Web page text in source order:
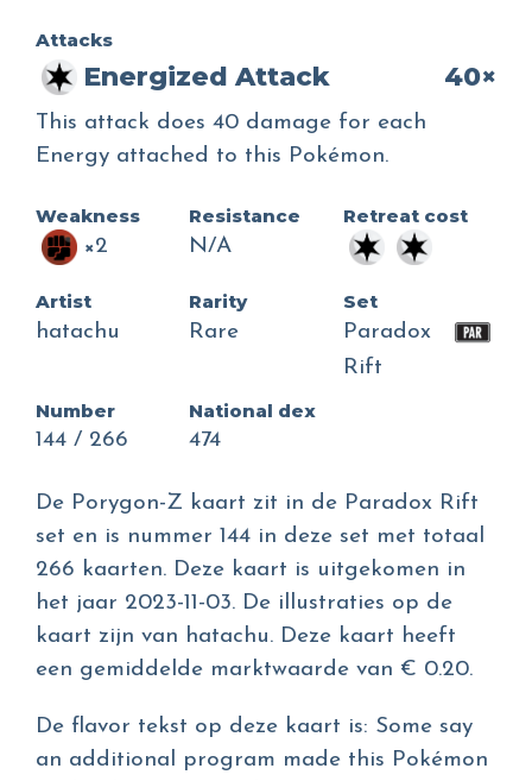
Attacks
Energized Attack 40×
This attack does 40 damage for each
Energy attached to this Pokémon.
Weakness
×2
Resistance
N/A
Retreat cost
Artist
hatachu
Rarity
Rare
Set
Paradox
Rift
Number
144 / 266
National dex
474
De Porygon-Z kaart zit in de Paradox Rift
set en is nummer 144 in deze set met totaal
266 kaarten. Deze kaart is uitgekomen in
het jaar 2023-11-03. De illustraties op de
kaart zijn van hatachu. Deze kaart heeft
een gemiddelde marktwaarde van € 0.20.
De flavor tekst op deze kaart is: Some say
an additional program made this Pokémon